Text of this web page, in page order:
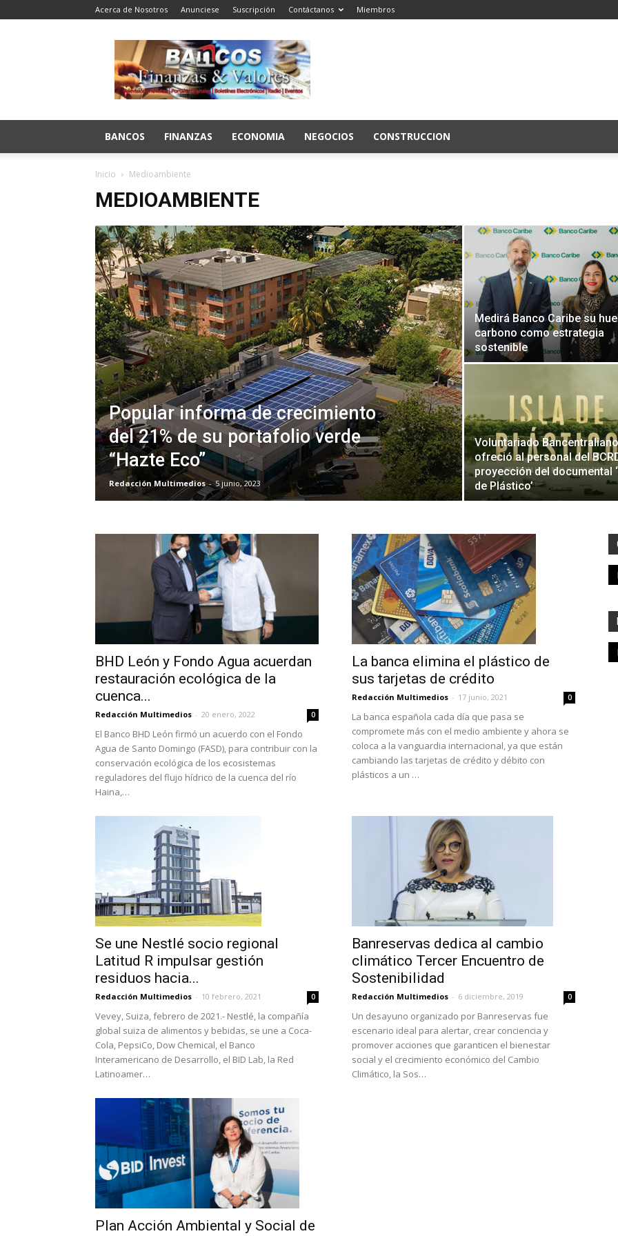
Acerca de Nosotros Anunciese Suscripción Contáctanos Miembros
Bancos
Finanzas
y
Valores
BANCOS FINANZAS ECONOMIA NEGOCIOS CONSTRUCCION
Inicio Medioambiente
MEDIOAMBIENTE
Popular informa de crecimiento
del 21% de su portafolio verde
“Hazte Eco”
Redacción Multimedios - 5 junio, 2023
Medirá Banco Caribe su
carbono como estrategia
sostenible
Voluntariado Bancentraliano
ofreció al personal del
proyección del documental
de Plástico’
BHD León y Fondo Agua acuerdan
restauración ecológica de la
cuenca...
Redacción Multimedios - 20 enero, 2022 0
El Banco BHD León firmó un acuerdo con el Fondo
Agua de Santo Domingo (FASD), para contribuir con la
conservación ecológica de los ecosistemas
reguladores del flujo hídrico de la cuenca del río
Haina,…
La banca elimina el plástico de
sus tarjetas de crédito
Redacción Multimedios - 17 junio, 2021 0
La banca española cada día que pasa se
compromete más con el medio ambiente y ahora se
coloca a la vanguardia internacional, ya que están
cambiando las tarjetas de crédito y débito con
plásticos a un …
Se une Nestlé socio regional
Latitud R impulsar gestión
residuos hacia...
Redacción Multimedios - 10 febrero, 2021 0
Vevey, Suiza, febrero de 2021.- Nestlé, la compañía
global suiza de alimentos y bebidas, se une a Coca-
Cola, PepsiCo, Dow Chemical, el Banco
Interamericano de Desarrollo, el BID Lab, la Red
Latinoamer…
Banreservas dedica al cambio
climático Tercer Encuentro de
Sostenibilidad
Redacción Multimedios - 6 diciembre, 2019 0
Un desayuno organizado por Banreservas fue
escenario ideal para alertar, crear conciencia y
promover acciones que garanticen el bienestar
social y el crecimiento económico del Cambio
Climático, la Sos…
Plan Acción Ambiental y Social de